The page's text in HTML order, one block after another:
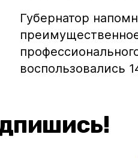
Губернатор
воспользовались